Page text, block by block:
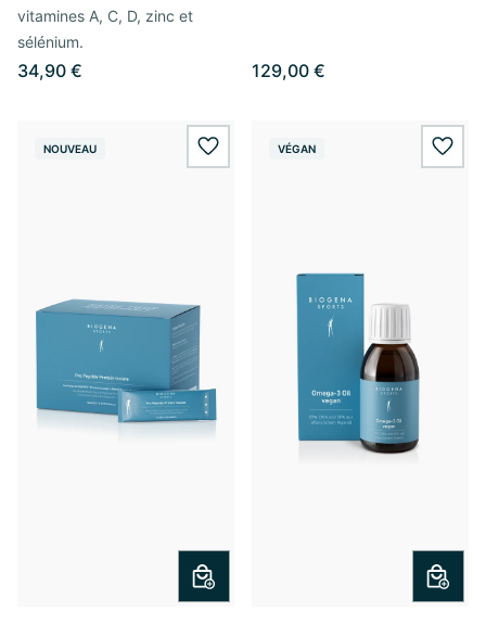
vitamines A, C, D, zinc et
sélénium.
34,90 € 129,00 €
NOUVEAU wishlist.add
VÉGAN